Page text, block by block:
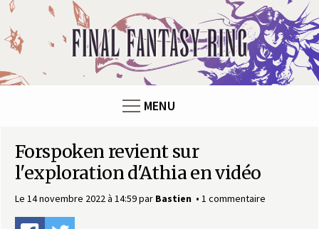
F
n
MENU
Forspoken revient sur
l'exploration d'Athia en vidéo
Le 14 novembre 2022 à 14:59par Bastien 1 commentaire
Panneau de gestion des cookies